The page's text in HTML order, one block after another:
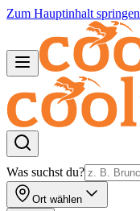
Zum Hauptinhalt springen
Was suchst du?
Ort wählen